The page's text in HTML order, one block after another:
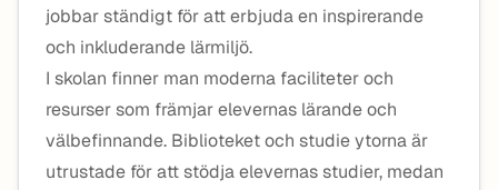
jobbar ständigt för att erbjuda en inspirerande
och inkluderande lärmiljö.
I skolan finner man moderna faciliteter och
resurser som främjar elevernas lärande och
välbefinnande. Biblioteket och studie ytorna är
utrustade för att stödja elevernas studier, medan